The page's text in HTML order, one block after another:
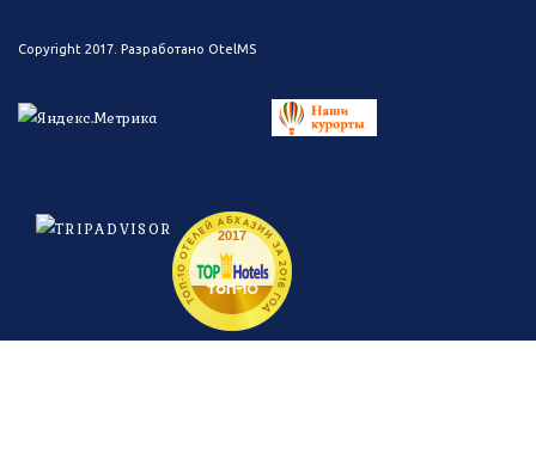
Copyright 2017. Разработано OtelMS
2017
топ-10
ТОП-10 ОТЕЛЕЙ АБХАЗИИ ЗА 2016 ГОД